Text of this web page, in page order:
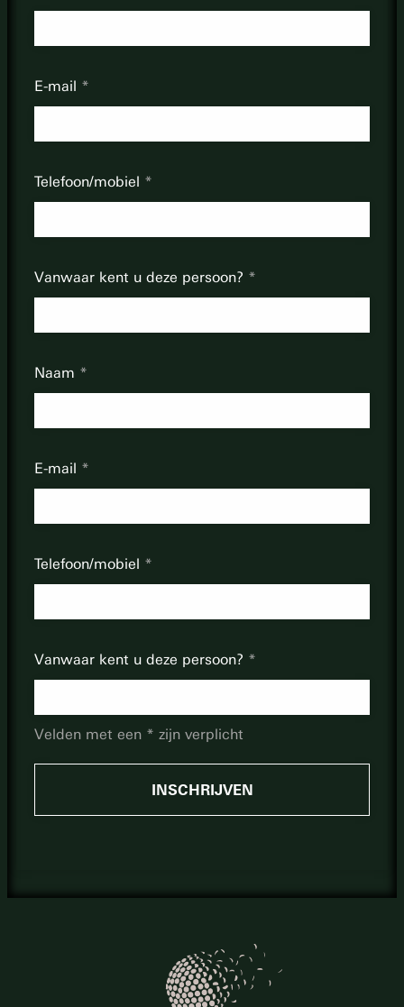
E-mail
Telefoon/mobiel
Vanwaar kent u deze persoon?
Naam
E-mail
Telefoon/mobiel
Vanwaar kent u deze persoon?
Velden met een * zijn verplicht
INSCHRIJVEN